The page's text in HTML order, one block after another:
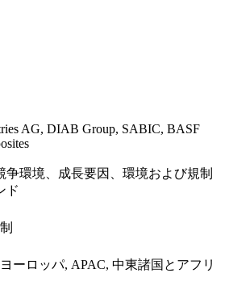
AG, DIAB Group, SABIC, BASF
争環境、成長要因、環境および規制
ド
ーロッパ, APAC, 中東諸国とアフリ